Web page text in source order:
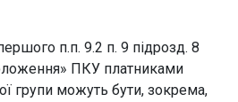
п.п. 9.2 п. 9 підрозд. 8
ПКУ платниками
групи можуть бути, зокрема,